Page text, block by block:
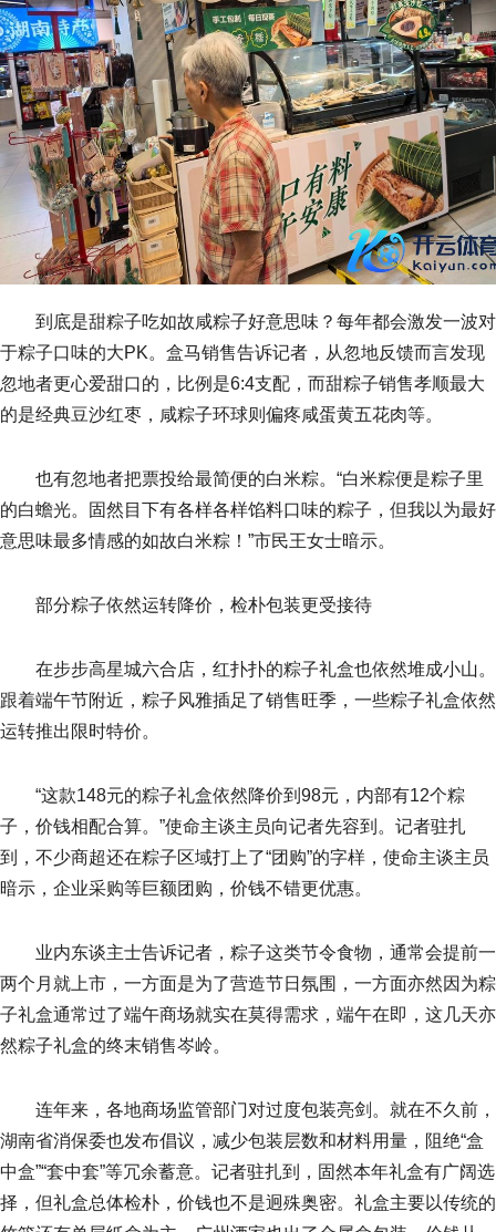
到底是甜粽子吃如故咸粽子好意思味？每年都会激发一波对
于粽子口味的大PK。盒马销售告诉记者，从忽地反馈而言发现
忽地者更心爱甜口的，比例是6:4支配，而甜粽子销售孝顺最大
的是经典豆沙红枣，咸粽子环球则偏疼咸蛋黄五花肉等。
也有忽地者把票投给最简便的白米粽。“白米粽便是粽子里
的白蟾光。固然目下有各样各样馅料口味的粽子，但我以为最好
意思味最多情感的如故白米粽！”市民王女士暗示。
部分粽子依然运转降价，检朴包装更受接待
在步步高星城六合店，红扑扑的粽子礼盒也依然堆成小山。
跟着端午节附近，粽子风雅插足了销售旺季，一些粽子礼盒依然
运转推出限时特价。
“这款148元的粽子礼盒依然降价到98元，内部有12个粽
子，价钱相配合算。”使命主谈主员向记者先容到。记者驻扎
到，不少商超还在粽子区域打上了“团购”的字样，使命主谈主员
暗示，企业采购等巨额团购，价钱不错更优惠。
业内东谈主士告诉记者，粽子这类节令食物，通常会提前一
两个月就上市，一方面是为了营造节日氛围，一方面亦然因为粽
子礼盒通常过了端午商场就实在莫得需求，端午在即，这几天亦
然粽子礼盒的终末销售岑岭。
连年来，各地商场监管部门对过度包装亮剑。就在不久前，
湖南省消保委也发布倡议，减少包装层数和材料用量，阻绝“盒
中盒”“套中套”等冗余蓄意。记者驻扎到，固然本年礼盒有广阔选
择，但礼盒总体检朴，价钱也不是迥殊奥密。礼盒主要以传统的